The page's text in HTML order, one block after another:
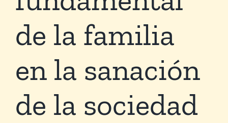
Boletín Electrónico
Media
Tienda Virtual
de la familia
en la sanación
de la sociedad